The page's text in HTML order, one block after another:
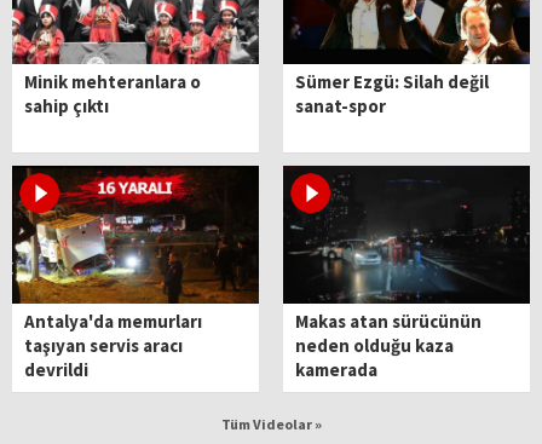
Minik mehteranlara o
sahip çıktı
Sümer Ezgü: Silah değil
sanat-spor
Antalya'da memurları
taşıyan servis aracı
devrildi
Makas atan sürücünün
neden olduğu kaza
kamerada
Tüm Videolar »